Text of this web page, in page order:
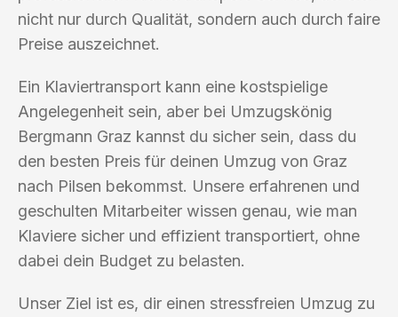
nicht nur durch Qualität, sondern auch durch faire
Preise auszeichnet.
Ein Klaviertransport kann eine kostspielige
Angelegenheit sein, aber bei Umzugskönig
Bergmann Graz kannst du sicher sein, dass du
den besten Preis für deinen Umzug von Graz
nach Pilsen bekommst. Unsere erfahrenen und
geschulten Mitarbeiter wissen genau, wie man
Klaviere sicher und effizient transportiert, ohne
dabei dein Budget zu belasten.
Unser Ziel ist es, dir einen stressfreien Umzug zu